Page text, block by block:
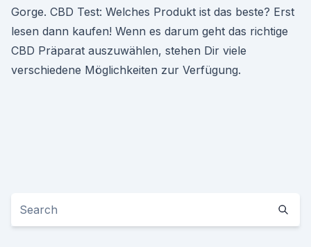
Gorge. CBD Test: Welches Produkt ist das beste? Erst
lesen dann kaufen! Wenn es darum geht das richtige
CBD Präparat auszuwählen, stehen Dir viele
verschiedene Möglichkeiten zur Verfügung.